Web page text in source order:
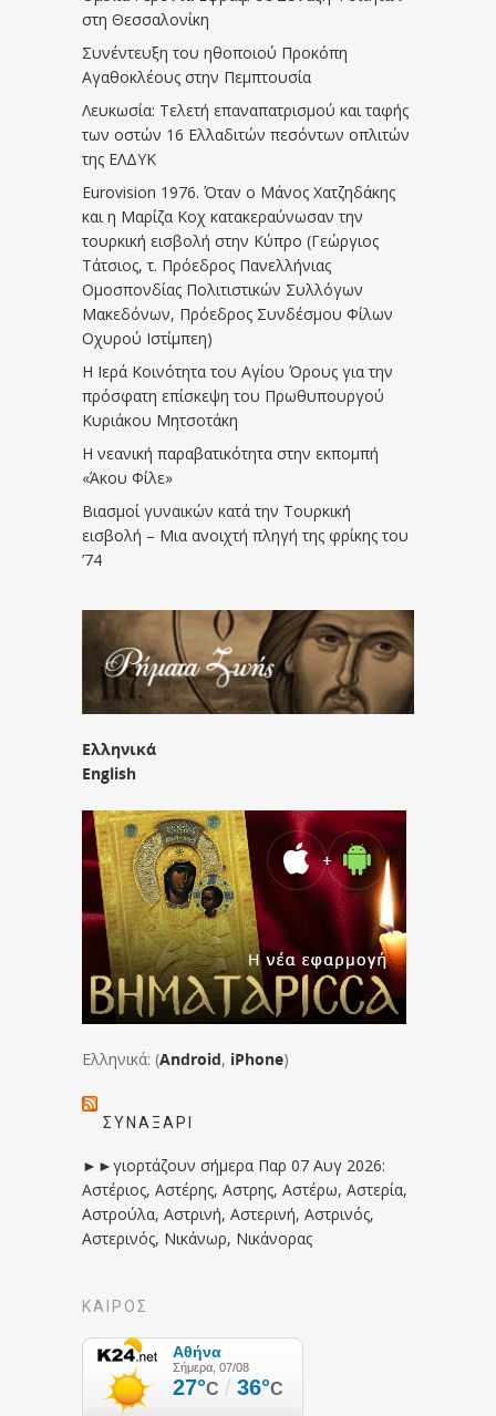
στη Θεσσαλονίκη
Συνέντευξη του ηθοποιού Προκόπη
Αγαθοκλέους στην Πεμπτουσία
Λευκωσία: Τελετή επαναπατρισμού και ταφής
των οστών 16 Ελλαδιτών πεσόντων οπλιτών
της ΕΛΔΥΚ
Eurovision 1976. Όταν ο Μάνος Χατζηδάκης
και η Μαρίζα Κοχ κατακεραύνωσαν την
τουρκική εισβολή στην Κύπρο (Γεώργιος
Τάτσιος, τ. Πρόεδρος Πανελλήνιας
Ομοσπονδίας Πολιτιστικών Συλλόγων
Μακεδόνων, Πρόεδρος Συνδέσμου Φίλων
Οχυρού Ιστίμπεη)
Η Ιερά Κοινότητα του Αγίου Όρους για την
πρόσφατη επίσκεψη του Πρωθυπουργού
Κυριάκου Μητσοτάκη
Η νεανική παραβατικότητα στην εκπομπή
«Άκου Φίλε»
Βιασμοί γυναικών κατά την Τουρκική
εισβολή – Μια ανοιχτή πληγή της φρίκης του
’74
Ελληνικά
English
Ελληνικά: (Android, iPhone)
ΣΥΝΑΞΆΡΙ
►►γιορτάζουν σήμερα Παρ 07 Αυγ 2026:
Αστέριος, Αστέρης, Αστρης, Αστέρω, Αστερία,
Αστρούλα, Αστρινή, Αστερινή, Αστρινός,
Αστερινός, Νικάνωρ, Νικάνορας
ΚΑΙΡΟΣ